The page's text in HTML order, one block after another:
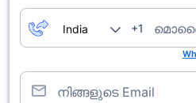
+1
നിങ്ങളുടെ Email